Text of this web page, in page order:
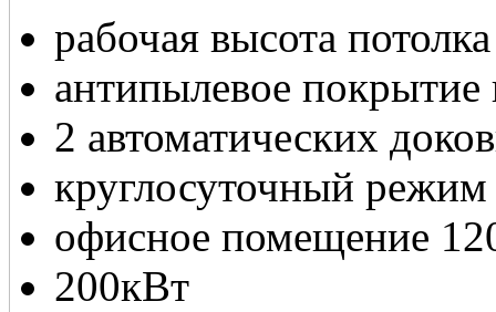
рабочая высота
антипылевое покрытие
2 автоматических
круглосуточный
офисное помещение
200кВт